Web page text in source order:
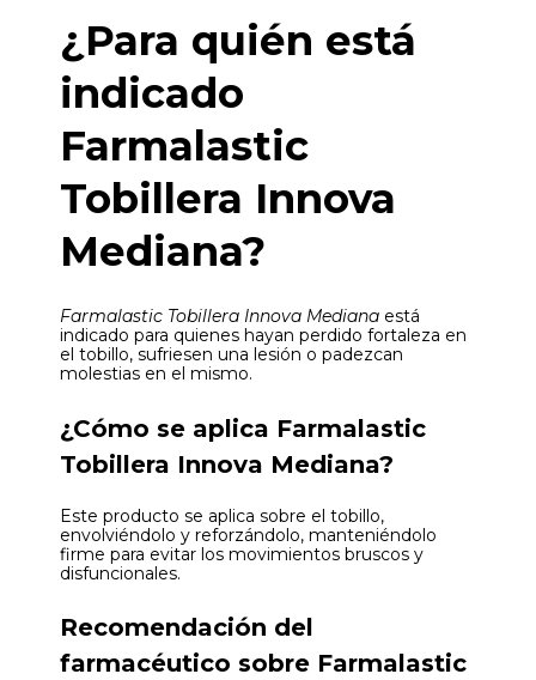
¿Para quién está
indicado
Farmalastic
Tobillera Innova
Mediana?
Farmalastic Tobillera Innova Mediana está
indicado para quienes hayan perdido fortaleza en
el tobillo, sufriesen una lesión o padezcan
molestias en el mismo.
¿Cómo se aplica Farmalastic
Tobillera Innova Mediana?
Este producto se aplica sobre el tobillo,
envolviéndolo y reforzándolo, manteniéndolo
firme para evitar los movimientos bruscos y
disfuncionales.
Recomendación del
farmacéutico sobre Farmalastic